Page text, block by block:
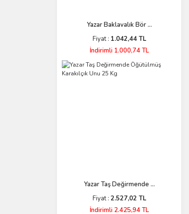
Yazar Baklavalık Bör ...
Fiyat : 1.042,44 TL
İndirimli 1.000,74 TL
Yazar Taş Değirmende ...
Fiyat : 2.527,02 TL
İndirimli 2.425,94 TL